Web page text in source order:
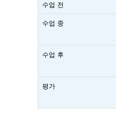
수업 전
수업 중
수업 후
평가